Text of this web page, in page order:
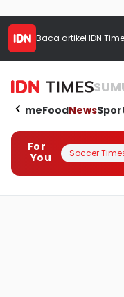
Baca artikel IDN
HomeFoodNews
For
You
Soccer